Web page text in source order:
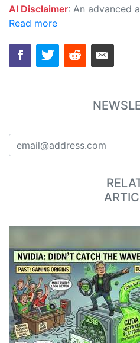
AI Disclaimer: An advanced artificial intelligence (AI) system generated the content of this page on its own. This innovative technology conducts extensive research from a variety of reliable sources, performs rigorous fact-checking and verification, cleans up and
Read more